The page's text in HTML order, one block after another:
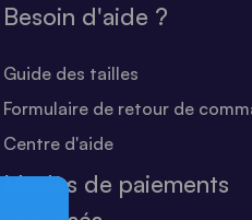
Besoin d'aide ?
Guide des tailles
Formulaire de retour de
Centre d'aide
Modes de paiements